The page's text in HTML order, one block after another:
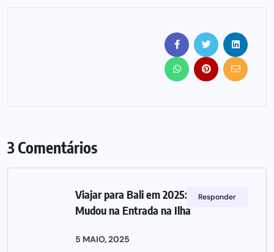
3 Comentários
Viajar para Bali em 2025: O Que
Mudou na Entrada na Ilha
5 MAIO, 2025
Responder